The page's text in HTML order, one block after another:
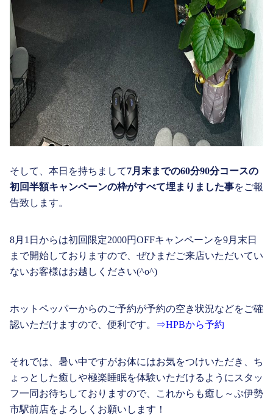
そして、本日を持ちまして7月末までの60分90分コースの
初回半額キャンペーンの枠がすべて埋まりました事をご報
告致します。
8月1日からは初回限定2000円OFFキャンペーンを9月末日
まで開始しておりますので、ぜひまだご来店いただいてい
ないお客様はお越しください(^o^)
ホットペッパーからのご予約が予約の空き状況などをご確
認いただけますので、便利です。
⇒HPBから予約
それでは、暑い中ですがお体にはお気をつけいただき、ち
ょっとした癒しや極楽睡眠を体験いただけるようにスタッ
フ一同お待ちしておりますので、これからも癒し～ぷ伊勢
市駅前店をよろしくお願いします！